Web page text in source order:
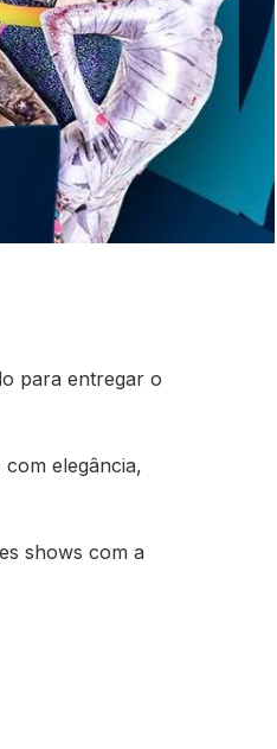
para entregar o
elegância,
shows com a